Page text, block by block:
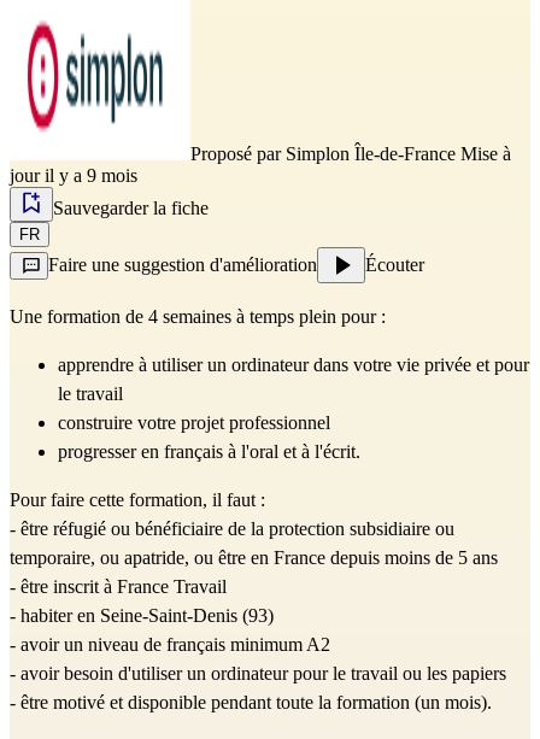
Proposé par Simplon Île-de-France Mise à
jour il y a 9 mois
Sauvegarder la fiche
FR
Faire une suggestion d'amélioration Écouter
Une formation de 4 semaines à temps plein pour :
apprendre à utiliser un ordinateur dans votre vie privée et pour
le travail
construire votre projet professionnel
progresser en français à l'oral et à l'écrit.
Pour faire cette formation, il faut :
- être réfugié ou bénéficiaire de la protection subsidiaire ou
temporaire, ou apatride, ou être en France depuis moins de 5 ans
- être inscrit à France Travail
- habiter en Seine-Saint-Denis (93)
- avoir un niveau de français minimum A2
- avoir besoin d'utiliser un ordinateur pour le travail ou les papiers
- être motivé et disponible pendant toute la formation (un mois).